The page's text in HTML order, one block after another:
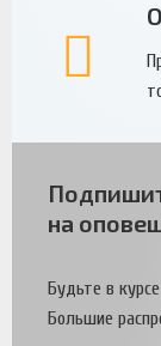
на
Будьте в
Большие